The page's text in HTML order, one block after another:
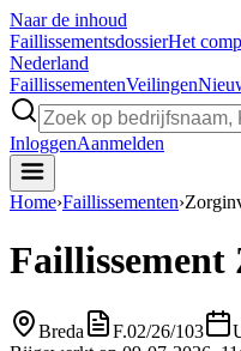
Naar de inhoud
FaillissementsdossierHet
Nederland
FaillissementenVeilingen
InloggenAanmelden
Home›Faillissementen›
Faillissement
Breda F.02/26/103